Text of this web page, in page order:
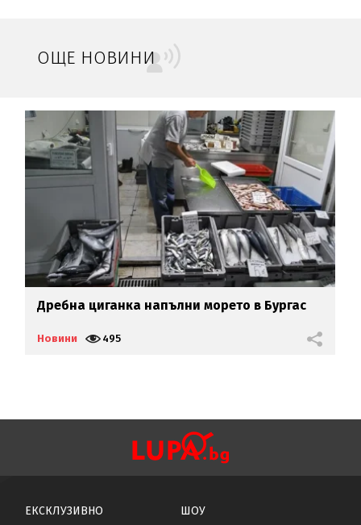
ОЩЕ НОВИНИ
Дребна циганка напълни морето в Бургас
Новини 495
ЕКСКЛУЗИВНО
ШОУ